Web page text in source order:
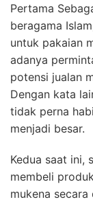
Pertama
beragama
untuk pakaian
adanya
potensi jualan
Dengan kata
tidak perna
menjadi besar.
Kedua saat ini,
membeli
mukena